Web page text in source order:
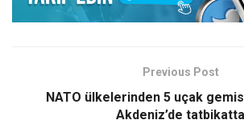
Previous Post
NATO ülkelerinden 5 uçak
Akdeniz’de tatbikatta